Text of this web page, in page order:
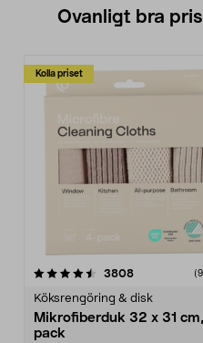
Ovanligt bra
Kolla priset
3808recensioner
Köksrengöring & disk
Mikrofiberduk 32 x 31
pack
4.0av 5 stjärnor